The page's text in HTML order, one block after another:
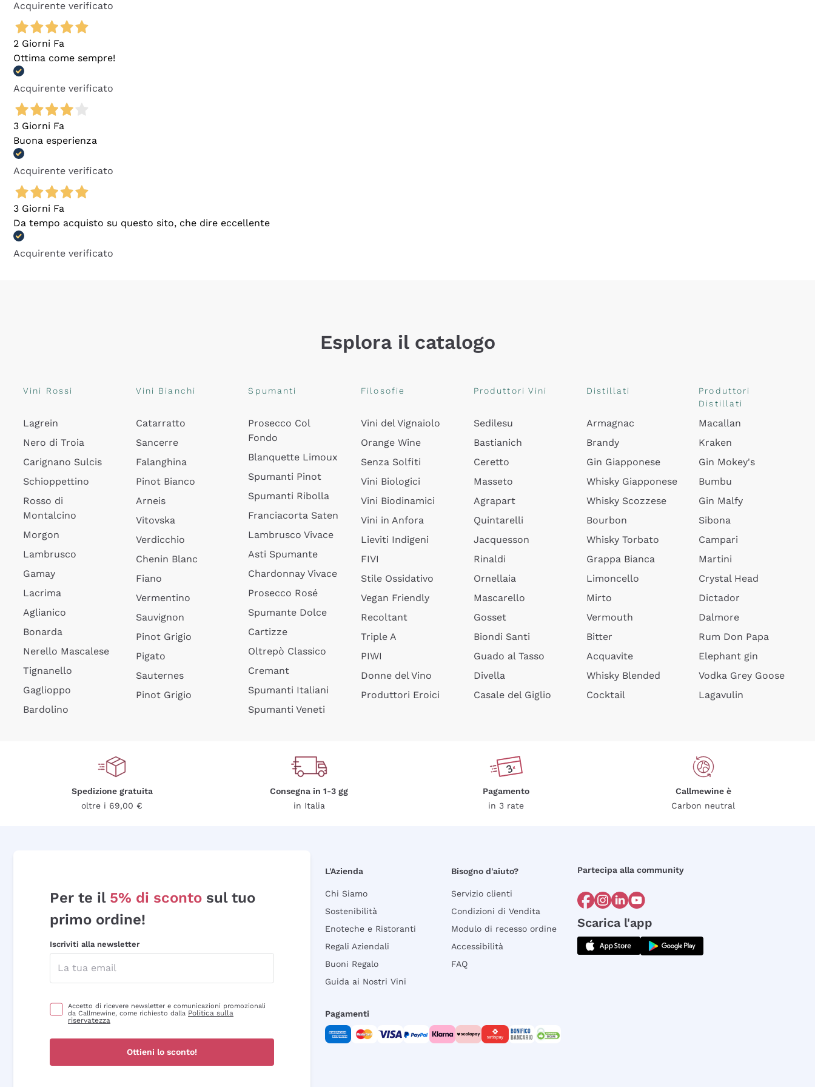
Acquirente verificato
2 Giorni Fa
Ottima come sempre!
Acquirente verificato
3 Giorni Fa
Buona esperienza
Acquirente verificato
3 Giorni Fa
Da tempo acquisto su questo sito, che dire eccellente
Acquirente verificato
Esplora il catalogo
Vini Rossi
Lagrein
Nero di Troia
Carignano Sulcis
Schioppettino
Rosso di
Montalcino
Morgon
Lambrusco
Gamay
Lacrima
Aglianico
Bonarda
Nerello Mascalese
Tignanello
Gaglioppo
Bardolino
Vini Bianchi
Catarratto
Sancerre
Falanghina
Pinot Bianco
Arneis
Vitovska
Verdicchio
Chenin Blanc
Fiano
Vermentino
Sauvignon
Pinot Grigio
Pigato
Sauternes
Pinot Grigio
Spumanti
Prosecco Col
Fondo
Blanquette Limoux
Spumanti Pinot
Spumanti Ribolla
Franciacorta Saten
Lambrusco Vivace
Asti Spumante
Chardonnay Vivace
Prosecco Rosé
Spumante Dolce
Cartizze
Oltrepò Classico
Cremant
Spumanti Italiani
Spumanti Veneti
Filosofie
Vini del Vignaiolo
Orange Wine
Senza Solfiti
Vini Biologici
Vini Biodinamici
Vini in Anfora
Lieviti Indigeni
FIVI
Stile Ossidativo
Vegan Friendly
Recoltant
Triple A
PIWI
Donne del Vino
Produttori Eroici
Produttori Vini
Sedilesu
Bastianich
Ceretto
Masseto
Agrapart
Quintarelli
Jacquesson
Rinaldi
Ornellaia
Mascarello
Gosset
Biondi Santi
Guado al Tasso
Divella
Casale del Giglio
Distillati
Armagnac
Brandy
Gin Giapponese
Whisky Giapponese
Whisky Scozzese
Bourbon
Whisky Torbato
Grappa Bianca
Limoncello
Mirto
Vermouth
Bitter
Acquavite
Whisky Blended
Cocktail
Produttori
Distillati
Macallan
Kraken
Gin Mokey's
Bumbu
Gin Malfy
Sibona
Campari
Martini
Crystal Head
Dictador
Dalmore
Rum Don Papa
Elephant gin
Vodka Grey Goose
Lagavulin
Spedizione gratuita
oltre i 69,00 €
Consegna in 1-3 gg
in Italia
Pagamento
in 3 rate
Callmewine è
Carbon neutral
Per te il 5% di sconto sul tuo
primo ordine!
Iscriviti alla newsletter
Accetto di ricevere newsletter e comunicazioni promozionali
da Callmewine, come richiesto dalla Politica sulla
riservatezza
Ottieni lo sconto!
L'Azienda
Chi Siamo
Sostenibilità
Enoteche e Ristoranti
Regali Aziendali
Buoni Regalo
Guida ai Nostri Vini
Bisogno d'aiuto?
Servizio clienti
Condizioni di Vendita
Modulo di recesso ordine
Accessibilità
FAQ
Partecipa alla community
Scarica l'app
Pagamenti